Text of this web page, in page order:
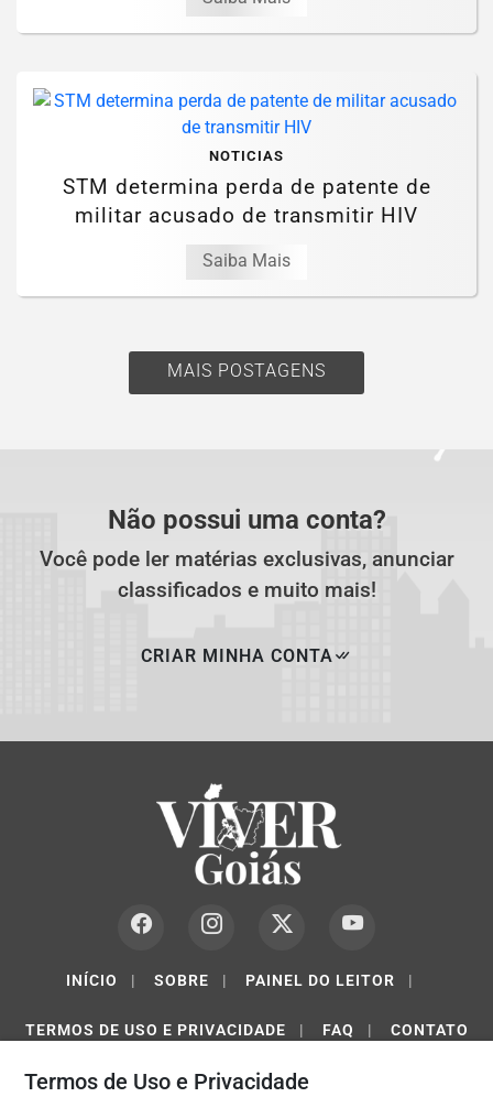
NOTICIAS
STM determina perda de patente de
militar acusado de transmitir HIV
Saiba Mais
MAIS POSTAGENS
Não possui uma conta?
Você pode ler matérias exclusivas, anunciar
classificados e muito mais!
CRIAR MINHA CONTA
INÍCIO | SOBRE | PAINEL DO LEITOR |
TERMOS DE USO E PRIVACIDADE | FAQ | CONTATO
Termos de Uso e Privacidade